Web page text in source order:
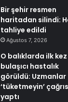
Bir şehir resmen
haritadan silindi:
tahliye edildi
Ağustos 7, 2026
O balıklarda ilk kez
bulaşıcı hastalık
görüldü: Uzmanlar
‘tüketmeyin’
yaptı